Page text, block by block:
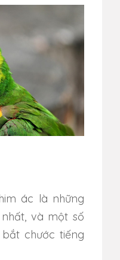
ác là những
và một số
chước tiếng